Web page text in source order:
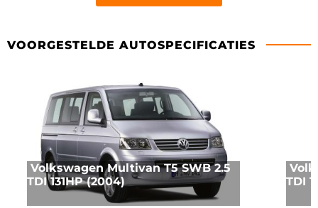
VOORGESTELDE AUTOSPECIFICATIES
Volkswagen Multivan T5 SWB 2.5
TDI 131HP (2004)
TDI